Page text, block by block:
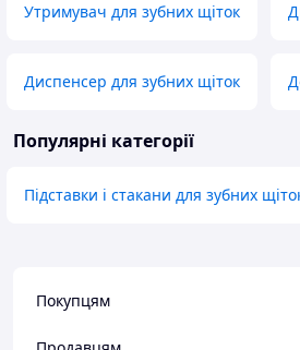
Утримувач для зубних щіток
Диспенсер для зубних щіток
Популярні категорії
Підставки і стакани для зубних
Покупцям